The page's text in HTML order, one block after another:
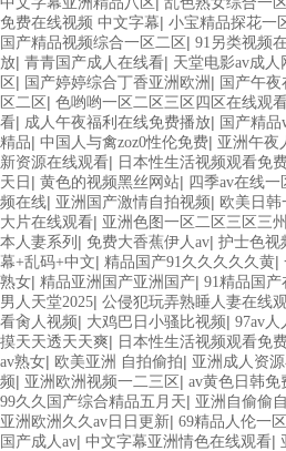
免费在线视频 中文字幕| 小宝精品探花一
国产精品视频综合一区二区 | 91另类视频
放| 青青国产成人在线看| 天堂电影av成人
区 | 国产婷婷综合丁香亚洲欧洲 | 国产午
区二区 | 色哟哟一区二区三区四区在线观
看| 成人午夜福利在线免费播放| 国产精品
精品| 中国人与禽zoz0性伦免费| 亚洲午夜
新资源在线观看| 日本性生活视频观看免
天日 | 黄色的视频黑丝网站| 四季av在线一
频在线| 亚洲国产激情自拍视频| 欧美日
大片在线观看| 亚洲色图一区二区三区三州
本人妻系列 | 免费大香蕉伊人av| 护士色视
幕+乱码+中文| 精品国产91久久久久久黄|
熟女| 精品亚洲国产亚洲国产| 91精品国产
男人天堂2025| 公侵犯玩弄熟睡人妻在线
看肏人视频| 大鸡巴日小骚比视频| 97av
摸天天透天天爽| 日本性生活视频观看免
av熟女| 欧美亚洲 自拍偷拍| 亚洲成人资
频| 亚洲欧洲视频一二三区 | av黄色日韩免
99久久国产综合精品五月天| 亚洲自偷偷
亚洲欧洲久久av日日更新| 69精品人伦一
国产成人av| 中文字幕亚洲情色在线观看|